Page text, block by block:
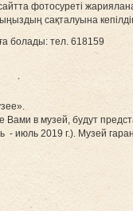
фотосуреті
сақталуына
болады: тел. 618159
в музей, будут
июль 2019 г.). Музей